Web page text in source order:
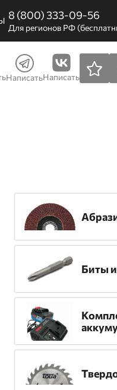
8 (800) 333-09-56
Для регионов РФ
НаписатьНаписать
Биты